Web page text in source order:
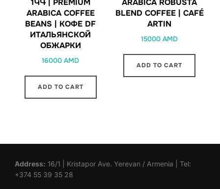
ARABICA COFFEE
BEANS | КОФЕ DF
ИТАЛЬЯНСКОЙ
ОБЖАРКИ
16000AMD
ADD TO CART
BLEND COFFEE | CAFÉ
ARTIN
15000AMD
ADD TO CART
Address: 16/1 | Kristapor Ave. Yerevan / Armenia | Tel:
+374 55 39 35 28